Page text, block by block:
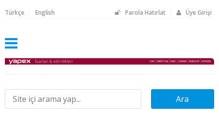
Parola Hatırlat Üye Girişi
Türkçe English